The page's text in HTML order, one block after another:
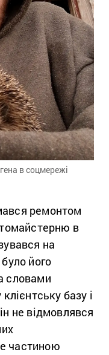
в соцмережі
ремонтом
в
на
його
словами
базу і
не відмовлявся
частиною